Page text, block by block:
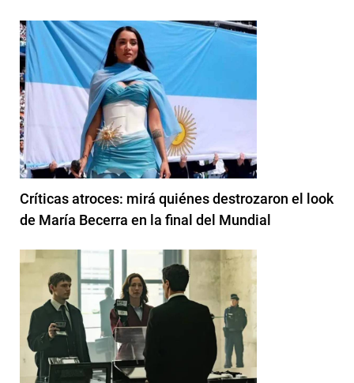
Críticas atroces: mirá quiénes destrozaron el look
de María Becerra en la final del Mundial